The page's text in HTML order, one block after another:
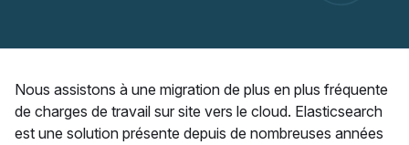
Nous assistons à une migration de plus en plus fréquente
de charges de travail sur site vers le cloud. Elasticsearch
est une solution présente depuis de nombreuses années